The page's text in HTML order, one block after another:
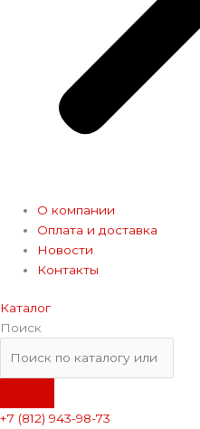
О компании
Оплата и доставка
Новости
Контакты
Каталог
Поиск
+7 (812) 943-98-73